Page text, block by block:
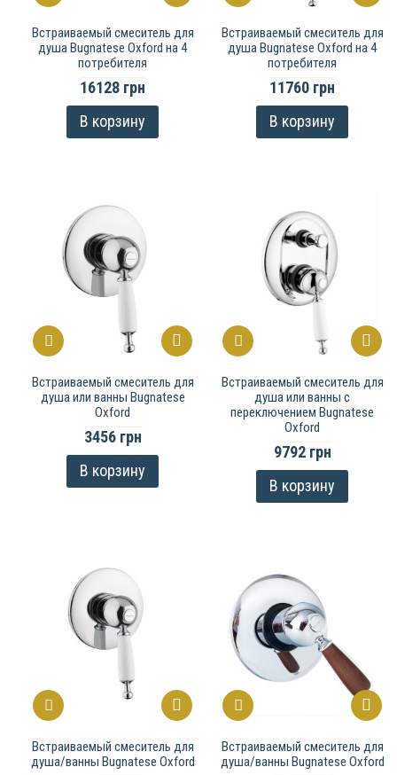
Встраиваемый смеситель для
душа Bugnatese Oxford на 4
потребителя
16128 грн
В корзину
Встраиваемый смеситель для
душа Bugnatese Oxford на 4
потребителя
11760 грн
В корзину
Встраиваемый смеситель для
душа или ванны Bugnatese
Oxford
3456 грн
В корзину
Встраиваемый смеситель для
душа или ванны с
переключением Bugnatese
Oxford
9792 грн
В корзину
Встраиваемый смеситель для
душа/ванны Bugnatese Oxford
Встраиваемый смеситель для
душа/ванны Bugnatese Oxford